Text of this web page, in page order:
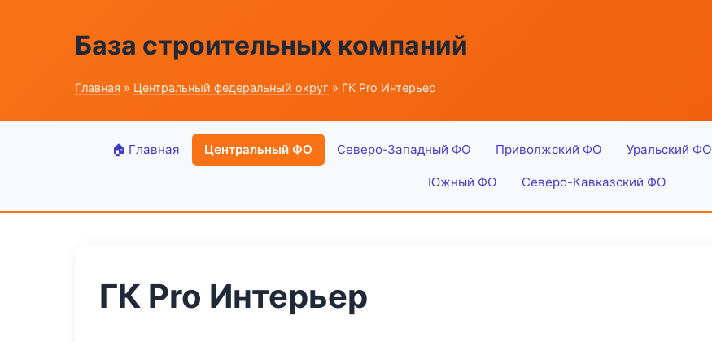
База строительных компаний
Главная » Центральный федеральный округ » ГК Pro Интерьер
🏠 Главная Центральный ФО Северо-Западный ФО Приволжский ФО Уральский ФО
Южный ФО Северо-Кавказский ФО
ГК Pro Интерьер